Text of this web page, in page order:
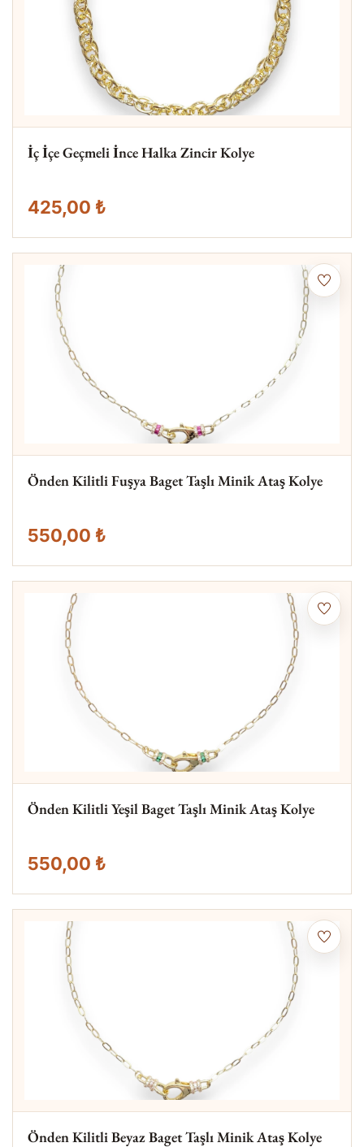
İç İçe Geçmeli İnce Halka Zincir Kolye
425,00 ₺
Önden Kilitli Fuşya Baget Taşlı Minik Ataş Kolye
550,00 ₺
Önden Kilitli Yeşil Baget Taşlı Minik Ataş Kolye
550,00 ₺
Önden Kilitli Beyaz Baget Taşlı Minik Ataş Kolye